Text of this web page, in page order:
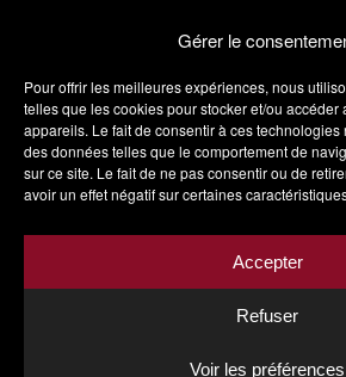
Gérer le
Pour offrir les meilleures expériences, nous
telles que les cookies pour stocker et/ou accéder
appareils. Le fait de consentir à ces technologies
des données telles que le comportement de
sur ce site. Le fait de ne pas consentir ou de
avoir un effet négatif sur certaines
Accepter
Refuser
Voir les préférences
Mon compte
Panier
Wishlist
Conditions de vente
Politique de
Mentions légales